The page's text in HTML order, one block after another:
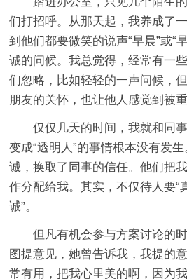
们打招呼。从那天起，我养成了
到他们都要微笑的说声“早晨”或“
诚的问候。我总觉得，经常有一
们忽略，比如轻轻的一声问候，
朋友的关怀，也让他人感觉到被
仅仅几天的时间，我就和同
变成“透明人”的事情根本没有发
诚，换取了同事的信任。他们把
作分配给我。其实，不仅待人要“
诚”。
但凡有机会参与方案讨论的
图提意见，她曾告诉我，我提的
常有用，把我心里美的啊，因为